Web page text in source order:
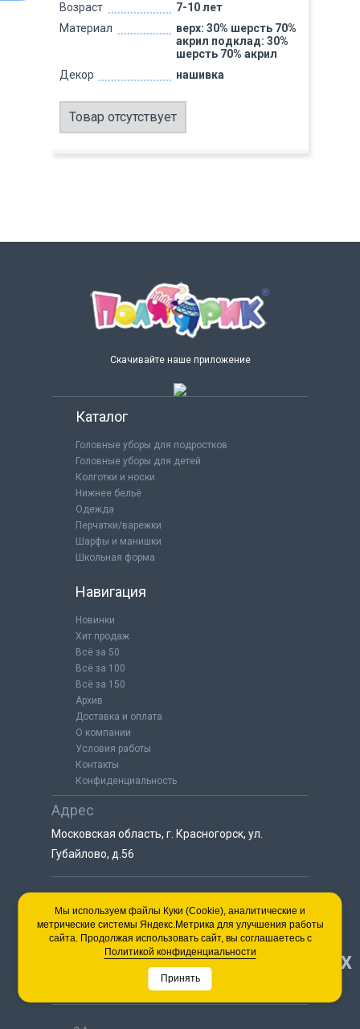
Возраст
7-10 лет
Материал
верх: 30% шерсть 70%
акрил подклад: 30%
шерсть 70% акрил
Декор
нашивка
Товар отсутствует
Скачивайте наше приложение
Каталог
Головные уборы для подростков
Головные уборы для детей
Колготки и носки
Нижнее бельё
Одежда
Перчатки/варежки
Шарфы и манишки
Школьная форма
Навигация
Новинки
Хит продаж
Всё за 50
Всё за 100
Всё за 150
Архив
Доставка и оплата
О компании
Условия работы
Контакты
Конфиденциальность
Адрес
Московская область, г. Красногорск, ул.
Губайлово, д.56
8 (925) 064-55-25
пн-сб с 9:00 до 18:00
8 (495) 563-03-35
пн-сб с 9:00 до 18:00 НАВЕРХ
Мы используем файлы Куки (Cookie), аналитические и
метрические системы Яндекс.Метрика для улучшения работы
сайта. Продолжая использовать сайт, вы соглашаетесь с
Политикой конфиденциальности
Принять